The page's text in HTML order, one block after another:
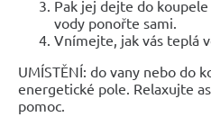
Pak jej dejte do
vody ponořte sami.
Vnímejte, jak vás teplá
UMÍSTĚNÍ: do vany nebo do
energetické pole. Relaxujte
pomoc.